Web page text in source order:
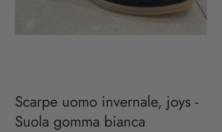
Scarpe uomo invernale, joys -
Suola gomma bianca